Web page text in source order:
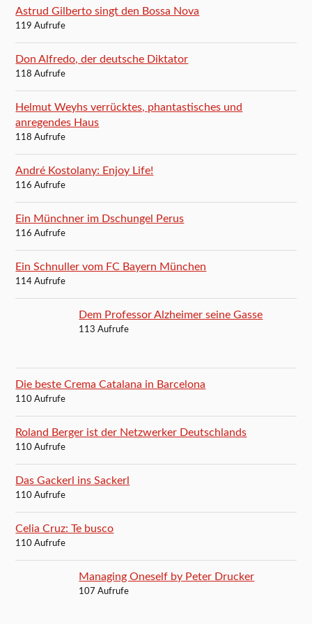
Astrud Gilberto singt den Bossa Nova
119 Aufrufe
Don Alfredo, der deutsche Diktator
118 Aufrufe
Helmut Weyhs verrücktes, phantastisches und
anregendes Haus
118 Aufrufe
André Kostolany: Enjoy Life!
116 Aufrufe
Ein Münchner im Dschungel Perus
116 Aufrufe
Ein Schnuller vom FC Bayern München
114 Aufrufe
Dem Professor Alzheimer seine Gasse
113 Aufrufe
Die beste Crema Catalana in Barcelona
110 Aufrufe
Roland Berger ist der Netzwerker Deutschlands
110 Aufrufe
Das Gackerl ins Sackerl
110 Aufrufe
Celia Cruz: Te busco
110 Aufrufe
Managing Oneself by Peter Drucker
107 Aufrufe